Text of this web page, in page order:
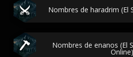
Nombres de haradrim (El
Nombres de enanos (El
Online)